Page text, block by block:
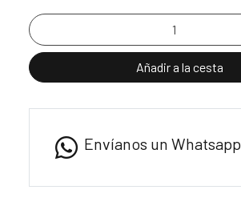
Añadir a la cesta
Envíanos un Whatsapp